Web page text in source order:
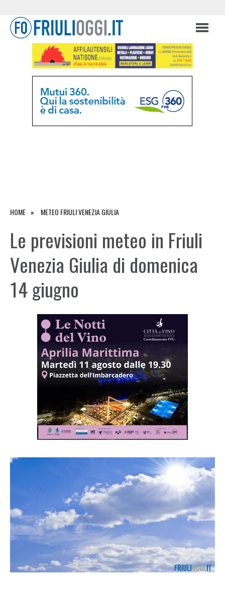
HOME METEO FRIULI VENEZIA GIULIA
Le previsioni meteo in Friuli
Venezia Giulia di domenica
14 giugno